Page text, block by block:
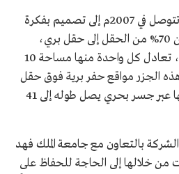
ومرت بعدة عقبات، قبل أن تتوصل في 2007م إلى تصميم بفكرة
جديدة، تفيد بتحويل أكثر من 70% من الحقل إلى حقل بري،
فأنشأت 27 جزيرة اصطناعية، تعادل كل واحدة منها مساحة 10
الجزر مواقع حفر برية فوق حقل
النفط البحري، ترتبط ببعضها عبر جسر بحري يصل طوله إلى 41
بالتعاون مع جامعة الملك فهد
من خلالها إلى الحاجة للحفاظ على